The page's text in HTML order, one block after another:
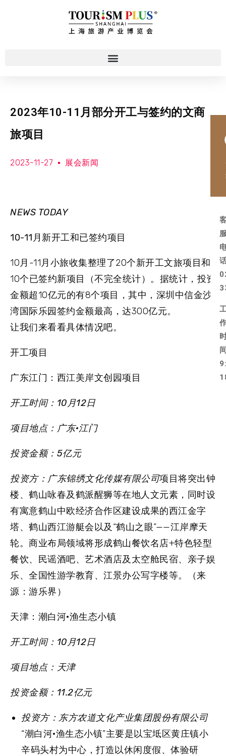
2023年10-11月部分开工与签约的文商
旅项目
2023-11-27 展会新闻
NEWS TODAY
10-11月新开工和已签约项目
10月-11月小旅收集整理了20个新开工文旅项目和
10个已签约新项目（不完全统计）。据统计，投资
金额超10亿元的有8个项目，其中，深圳中信金沙
湾国际乐园签约金额最高，达300亿元。
让我们来看看具体情况吧。
开工项目
广东江门：西江美岸文创园项目
开工时间： 10月12日
项目地点： 广东·江门
投资金额： 5亿元
投资方：广东锦绣文化传媒有限公司项目将突出钟
楼、鹤山咏春及鹤派醒狮等在地人文元素，同时设
有寓意鹤山中欧经济合作区建设成果的西江金字
塔、鹤山西江游艇会以及“鹤山之眼”——江岸摩天
轮。商业布局领域将形成鹤山餐饮名店+特色轻型
餐饮、民谣酒吧、艺术酒店及太空舱民宿、亲子娱
乐、全国性游学教育、江景办公写字楼等。（来
源：游乐界）
天津：潮白河·渔生态小镇
开工时间：10月12日
项目地点：天津
投资金额：11.2亿元
投资方：东方农道文化产业集团股份有限公司
“潮白河·渔生态小镇”主要是以宝坻区黄庄镇小
辛码头村为中心，打造以休闲度假、体验研